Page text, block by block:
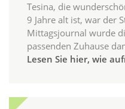
Tesina, die
9 Jahre alt ist, war der
Mittagsjournal wurde
passenden Zuhause
Lesen Sie hier, wie